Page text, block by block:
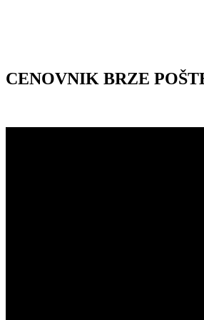
CENOVNIK BRZE